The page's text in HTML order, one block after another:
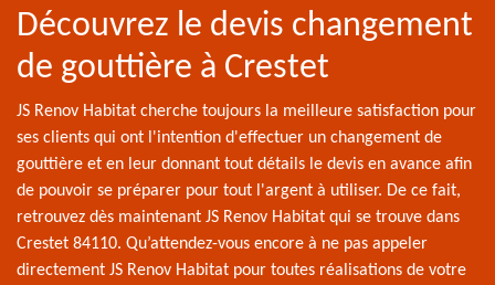
Découvrez le devis changement
de gouttière à Crestet
JS Renov Habitat cherche toujours la meilleure satisfaction pour
ses clients qui ont l'intention d'effectuer un changement de
gouttière et en leur donnant tout détails le devis en avance afin
de pouvoir se préparer pour tout l'argent à utiliser. De ce fait,
retrouvez dès maintenant JS Renov Habitat qui se trouve dans
Crestet 84110. Qu’attendez-vous encore à ne pas appeler
directement JS Renov Habitat pour toutes réalisations de votre